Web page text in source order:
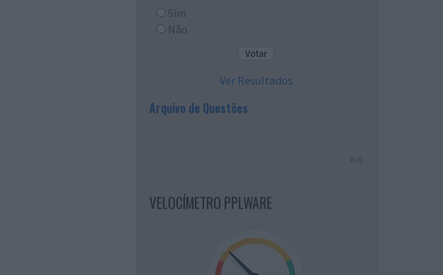
Sim
Não
Ver Resultados
Arquivo de Questões
PUB
VELOCÍMETRO PPLWARE